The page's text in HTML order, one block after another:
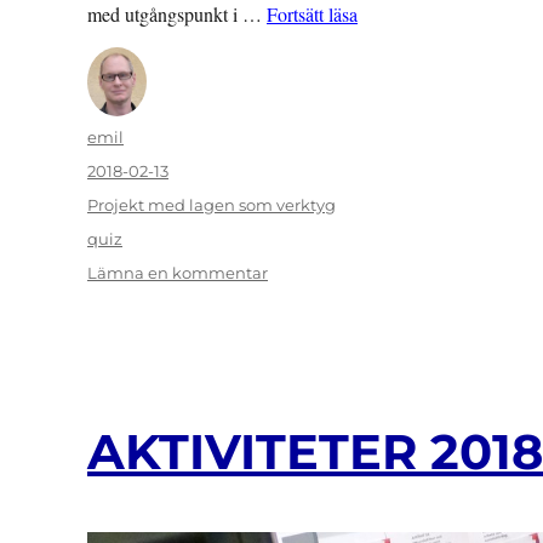
med utgångspunkt i … Fortsätt läsa
Författare
emil
Publicerat
den
2018-02-13
Kategorier
Projekt med lagen som verktyg
Etiketter
quiz
Lämna en kommentartill
AKTIVITETER 2018